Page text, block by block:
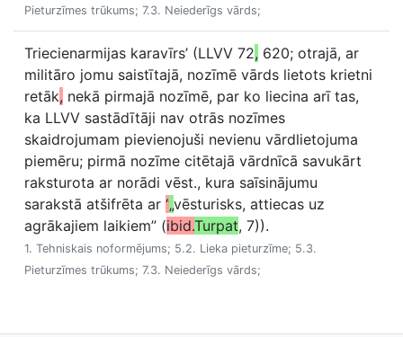
Pieturzīmes trūkums; 7.3. Neiederīgs vārds;
Triecienarmijas karavīrs’ (LLVV 72, 620; otrajā, ar
militāro jomu saistītajā, nozīmē vārds lietots krietni
retāk, nekā pirmajā nozīmē, par ko liecina arī tas,
ka LLVV sastādītāji nav otrās nozīmes
skaidrojumam pievienojuši nevienu vārdlietojuma
piemēru; pirmā nozīme citētajā vārdnīcā savukārt
raksturota ar norādi vēst., kura saīsinājumu
sarakstā atšifrēta ar “„vēsturisks, attiecas uz
agrākajiem laikiem” (ibid.Turpat, 7)).
1. Tehniskais noformējums; 5.2. Lieka pieturzīme; 5.3.
Pieturzīmes trūkums; 7.3. Neiederīgs vārds;